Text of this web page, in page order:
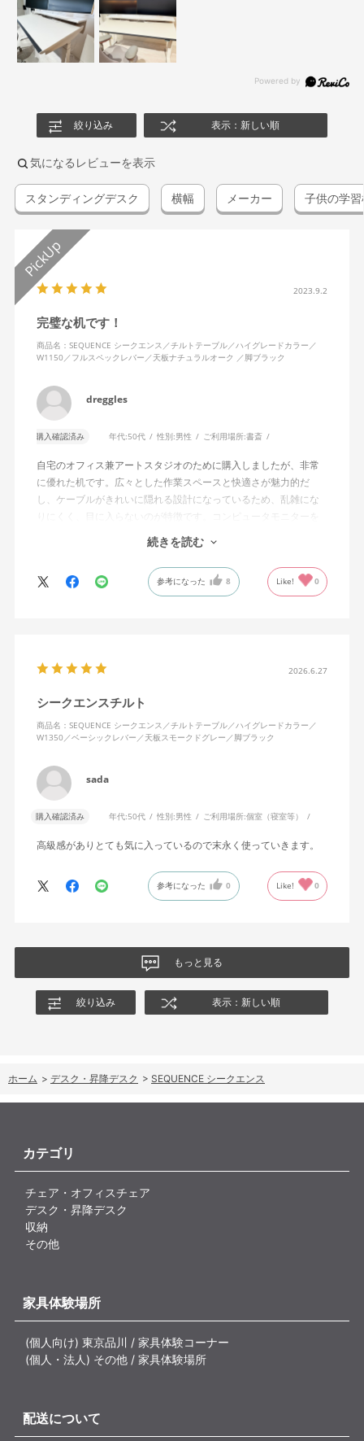
絞り込み 表示：新しい順
気になるレビューを表示
スタンディングデスク 横幅 メーカー 子供の学
2023.9.2
完璧な机です！
商品名：SEQUENCE シークエンス／チルトテーブル／ハイグレードカラー／
W1150／フルスペックレバー／天板ナチュラルオーク ／脚ブラック
dreggles
購入確認済み 年代:50代 性別:男性 ご利用場所:書斎
自宅のオフィス兼アートスタジオのために購入しましたが、非常
に優れた机です。広々とした作業スペースと快適さが魅力的だ
し、ケーブルがきれいに隠れる設計になっているため、乱雑にな
りにくく、目に入らないのが特徴です。コンピュータモニターを
置くスペースの高さも完璧で、長時間の作業でも疲れにくいで
昇降機能のおかげで、座っても立っても作業が可能で、その柔軟
続きを読む
参考になった 8 Like! 0
2026.6.27
シークエンスチルト
商品名：SEQUENCE シークエンス／チルトテーブル／ハイグレードカラー／
W1350／ベーシックレバー／天板スモークドグレー／脚ブラック
sada
購入確認済み 年代:50代 性別:男性 ご利用場所:個室（寝室等）
高級感がありとても気に入っているので末永く使っていきます。
参考になった 0 Like! 0
もっと見る
絞り込み 表示：新しい順
ホーム > デスク・昇降デスク > SEQUENCE シークエンス
カテゴリ
チェア・オフィスチェア
デスク・昇降デスク
収納
その他
家具体験場所
(個人向け) 東京品川 / 家具体験コーナー
(個人・法人) その他 / 家具体験場所
配送について